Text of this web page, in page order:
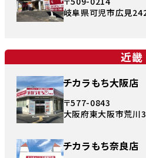
岐阜県可児市広見
近畿
チカラもち大阪店
〒577-0843
大阪府東大阪市荒川
チカラもち奈良店